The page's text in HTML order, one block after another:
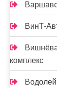
ВинТ-
комплекс